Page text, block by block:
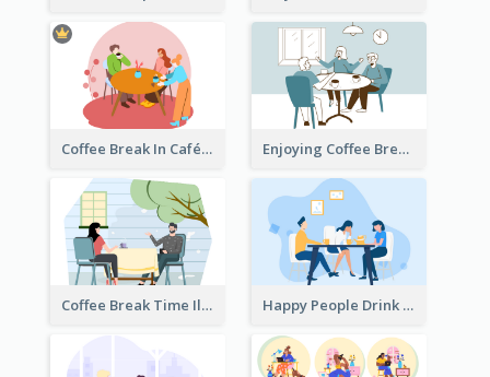
Coffee Break In Café Illustration Enjoying Coffee Break Illustration
Coffee Break Time Illustration Happy People Drink Coffee Illustration